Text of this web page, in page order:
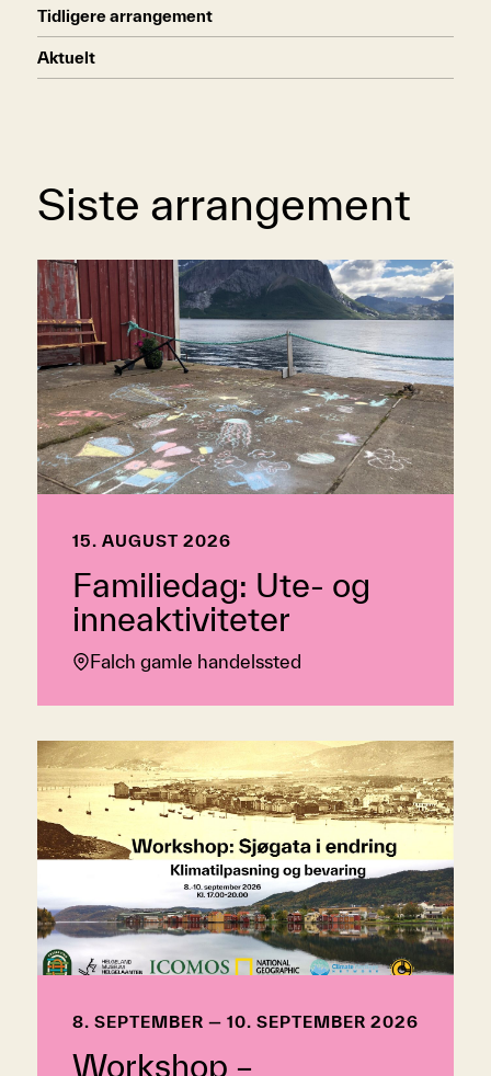
Tidligere arrangement
Aktuelt
Siste arrangement
15. AUGUST 2026
Familiedag: Ute- og
inneaktiviteter
Falch gamle handelssted
8. SEPTEMBER — 10. SEPTEMBER 2026
Workshop –